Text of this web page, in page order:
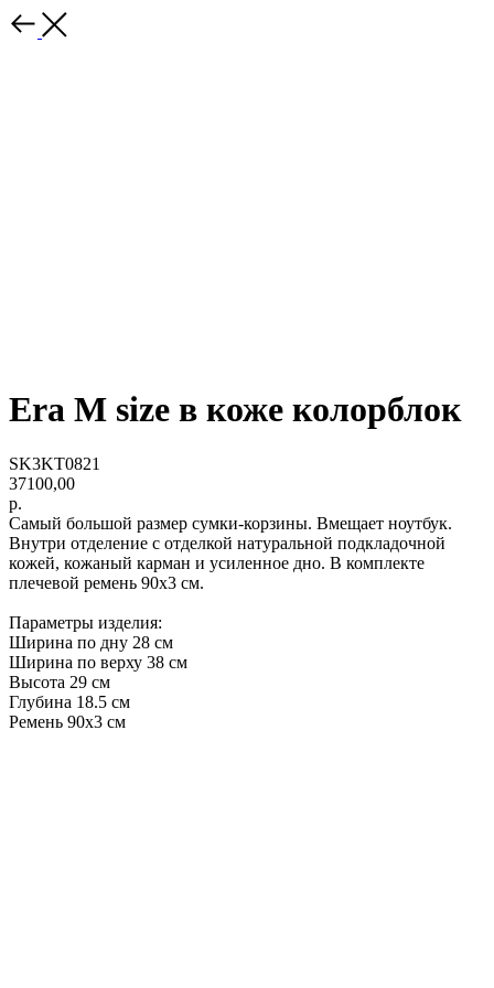
Era M size в коже колорблок
SK3KT0821
37100,00
р.
Самый большой размер сумки-корзины. Вмещает ноутбук.
Внутри отделение с отделкой натуральной подкладочной
кожей, кожаный карман и усиленное дно. В комплекте
плечевой ремень 90х3 см.
Параметры изделия:
Ширина по дну 28 см
Ширина по верху 38 см
Высота 29 см
Глубина 18.5 см
Ремень 90х3 см